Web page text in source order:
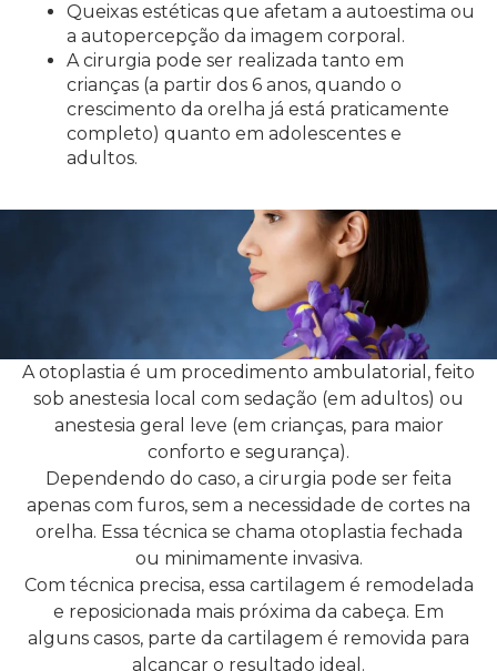
Queixas estéticas que afetam a autoestima ou
a autopercepção da imagem corporal.
A cirurgia pode ser realizada tanto em
crianças (a partir dos 6 anos, quando o
crescimento da orelha já está praticamente
completo) quanto em adolescentes e
adultos.
A otoplastia é um procedimento ambulatorial, feito
sob anestesia local com sedação (em adultos) ou
anestesia geral leve (em crianças, para maior
conforto e segurança).
Dependendo do caso, a cirurgia pode ser feita
apenas com furos, sem a necessidade de cortes na
orelha. Essa técnica se chama otoplastia fechada
ou minimamente invasiva.
Com técnica precisa, essa cartilagem é remodelada
e reposicionada mais próxima da cabeça. Em
alguns casos, parte da cartilagem é removida para
alcançar o resultado ideal.